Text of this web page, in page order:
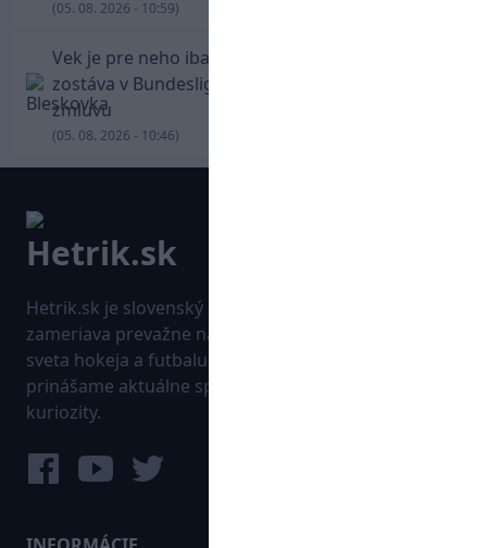
(05. 08. 2026 - 10:59)
Vek je pre neho iba číslo! Štyridsaťročný Džeko
zostáva v Bundeslige, so Schalke predĺžil
zmluvu
(05. 08. 2026 - 10:46)
Hetrik.sk je slovenský športový portál, ktorý sa
zameriava prevažne na najnovšie informácie zo
sveta hokeja a futbalu. Pravidelne na dennej báze
prinášame aktuálne správy, góly, zaujímavosti a
kuriozity.